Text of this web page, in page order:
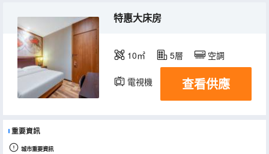
特惠大床房
10㎡ 5層 空調
電視機 查看供應
重要資訊
城市重要資訊